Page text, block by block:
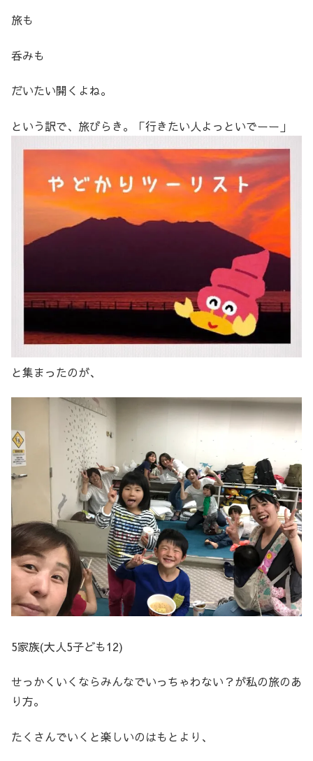
旅も
呑みも
だいたい開くよね。
という訳で、旅びらき。「行きたい人よっといでーー」
と集まったのが、
5家族(大人5子ども12)
せっかくいくならみんなでいっちゃわない？が私の旅のあ
り方。
たくさんでいくと楽しいのはもとより、